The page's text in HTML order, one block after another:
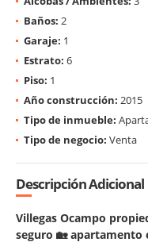
Baños: 2
Garaje: 1
Estrato: 6
Piso: 1
Año construcción: 2015
Tipo de inmueble:
Tipo de negocio: Venta
Descripción Adicional
Villegas Ocampo
seguro 🏡 apartamento